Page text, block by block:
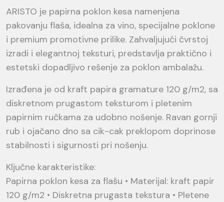
ARISTO je papirna poklon kesa namenjena
pakovanju flaša, idealna za vino, specijalne poklone
i premium promotivne prilike. Zahvaljujući čvrstoj
izradi i elegantnoj teksturi, predstavlja praktično i
estetski dopadljivo rešenje za poklon ambalažu.
Izrađena je od kraft papira gramature 120 g/m2, sa
diskretnom prugastom teksturom i pletenim
papirnim ručkama za udobno nošenje. Ravan gornji
rub i ojačano dno sa cik-cak preklopom doprinose
stabilnosti i sigurnosti pri nošenju.
Ključne karakteristike:
Papirna poklon kesa za flašu • Materijal: kraft papir
120 g/m2 • Diskretna prugasta tekstura • Pletene